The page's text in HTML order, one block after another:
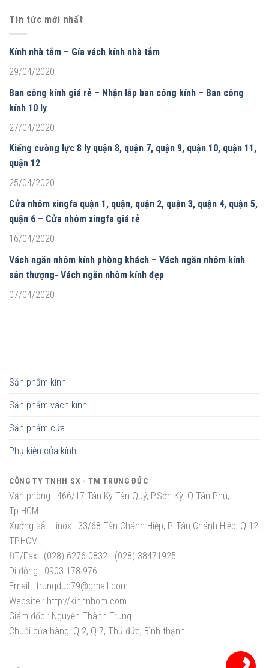
Tin tức mới nhất
Kính nhà tắm – Gía vách kính nhà tắm
29/04/2020
Ban công kính giá rẻ – Nhận lắp ban công kính – Ban công
kính 10 ly
27/04/2020
Kiếng cường lực 8 ly quận 8, quận 7, quận 9, quận 10, quận 11,
quận 12
25/04/2020
Cửa nhôm xingfa quận 1, quận, quận 2, quận 3, quận 4, quận 5,
quận 6 – Cửa nhôm xingfa giá rẻ
16/04/2020
Vách ngăn nhôm kính phòng khách – Vách ngăn nhôm kính
sân thượng- Vách ngăn nhôm kính đẹp
07/04/2020
Sản phẩm kính
Sản phẩm vách kính
Sản phẩm cửa
Phụ kiện cửa kính
CÔNG TY TNHH SX - TM TRUNG ĐỨC
Văn phòng : 466/17 Tân Kỳ Tân Quý, P.Sơn Kỳ, Q.Tân Phú,
Tp.HCM
Xưởng sắt - inox : 33/68 Tân Chánh Hiệp, P. Tân Chánh Hiệp, Q.12,
TP.HCM
ĐT/Fax : (028).6276.0832 - (028).38471925
Di động : 0903.178.976
Email : trungduc79@gmail.com
Website : http://kinhnhom.com
Giám đốc : Nguyễn Thành Trung
Chuỗi cửa hàng: Q.2, Q.7, Thủ đức, Bình thạnh...